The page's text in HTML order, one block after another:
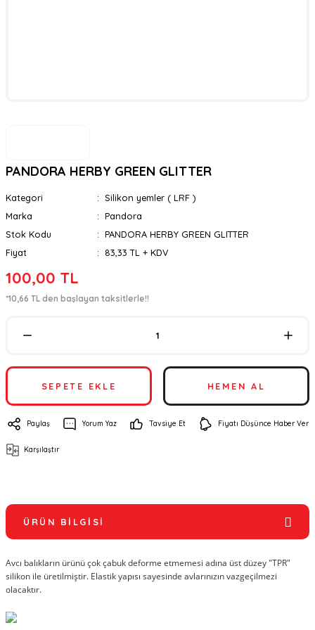
PANDORA HERBY GREEN GLITTER
Kategori
Silikon yemler ( LRF )
Marka
Pandora
Stok Kodu
PANDORA HERBY GREEN GLITTER
Fiyat
83,33 TL + KDV
100,00 TL
*10,66 TL den başlayan taksitlerle!!
SEPETE EKLE HEMEN AL
Paylaş Yorum Yaz Tavsiye Et Fiyatı Düşünce Haber Ver
Karşılaştır
ÜRÜN BILGISI
Avcı balıkların ürünü çok çabuk deforme etmemesi adına üst düzey "TPR"
silikon ile üretilmiştir. Elastik yapısı sayesinde avlarınızın vazgeçilmezi
olacaktır.